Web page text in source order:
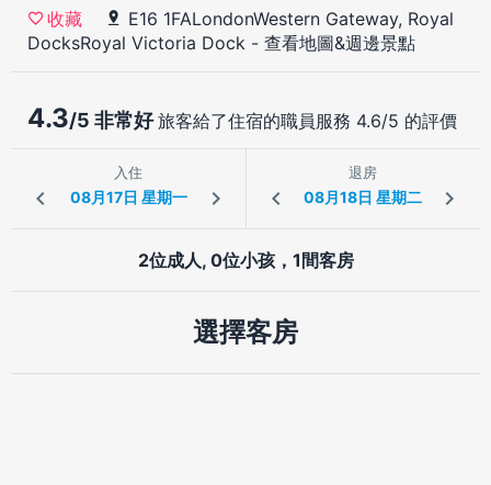
收藏
E16 1FALondonWestern Gateway, Royal
DocksRoyal Victoria Dock - 查看地圖&週邊景點
4.3/5 非常好旅客給了住宿的職員服務 4.6/5 的評價
入住 退房
2位成人, 0位小孩，1間客房
選擇客房